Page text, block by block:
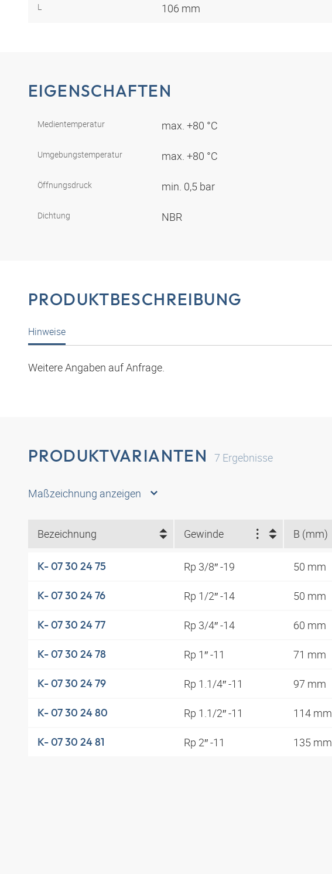
L 106 mm
EIGENSCHAFTEN
Medientemperatur max. +80 °C
Umgebungstemperatur max. +80 °C
Öffnungsdruck min. 0,5 bar
Dichtung NBR
PRODUKTBESCHREIBUNG
Hinweise
Weitere Angaben auf Anfrage.
PRODUKTVARIANTEN 7 Ergebnisse
Maßzeichnung anzeigen
Bezeichnung Gewinde B (mm)
K- 07 30 24 75 Rp 3/8″ -19 50 mm
K- 07 30 24 76 Rp 1/2″ -14 50 mm
K- 07 30 24 77 Rp 3/4″ -14 60 mm
K- 07 30 24 78 Rp 1″ -11 71 mm
K- 07 30 24 79 Rp 1.1/4″ -11 97 mm
K- 07 30 24 80 Rp 1.1/2″ -11 114 mm
K- 07 30 24 81 Rp 2″ -11 135 mm